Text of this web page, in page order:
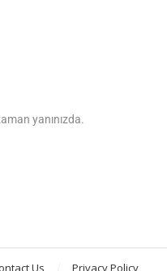
yanınızda.
Us Privacy Policy